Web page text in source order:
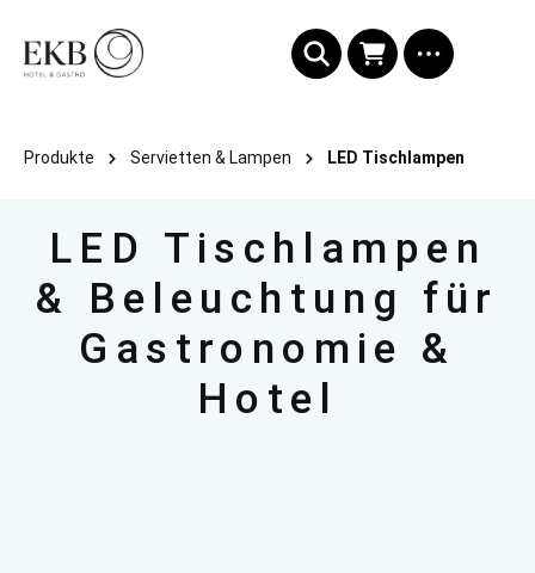
Produkte Servietten & Lampen LED Tischlampen
LED Tischlampen
& Beleuchtung für
Gastronomie &
Hotel